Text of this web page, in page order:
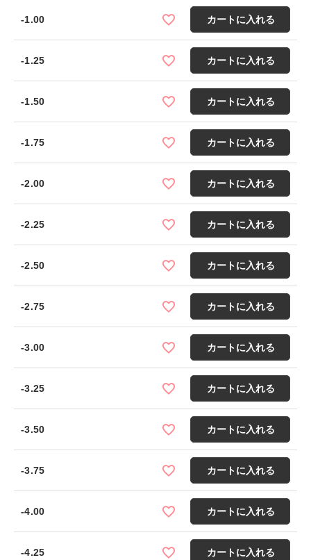
-1.00 カートに入れる
-1.25 カートに入れる
-1.50 カートに入れる
-1.75 カートに入れる
-2.00 カートに入れる
-2.25 カートに入れる
-2.50 カートに入れる
-2.75 カートに入れる
-3.00 カートに入れる
-3.25 カートに入れる
-3.50 カートに入れる
-3.75 カートに入れる
-4.00 カートに入れる
-4.25 カートに入れる